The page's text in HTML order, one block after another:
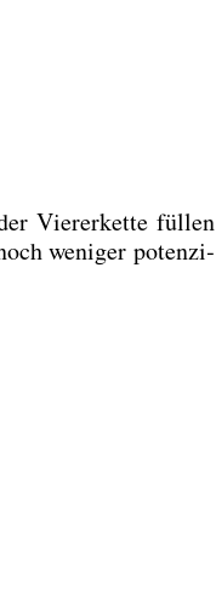
Vie­rer­ket­te fül­len
weni­ger poten­zi­